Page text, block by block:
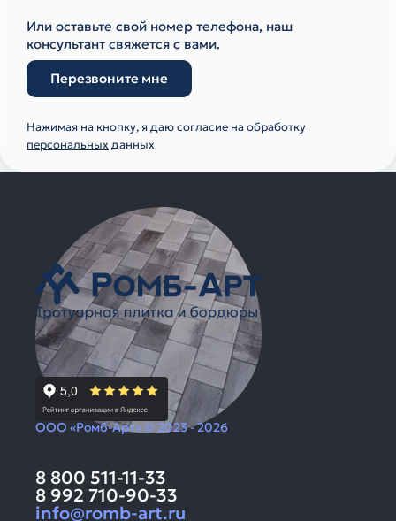
Или оставьте свой номер телефона, наш
консультант свяжется с вами.
Перезвоните мне
Нажимая на кнопку, я даю согласие на обработку
персональныхданных
ООО «Ромб-Арт» © 2023 - 2026
8 800 511-11-33
8 992 710-90-33
info@romb-art.ru